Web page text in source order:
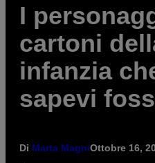
I
cartoni
infanzia
sapevi
Di Marta MagniOttobre 16,